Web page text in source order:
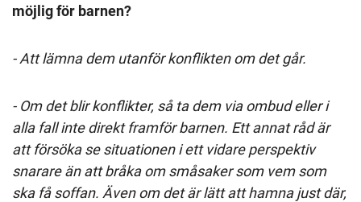
möjlig för barnen?
- Att lämna dem utanför konflikten om det går.
- Om det blir konflikter, så ta dem via ombud eller i
alla fall inte direkt framför barnen. Ett annat råd är
att försöka se situationen i ett vidare perspektiv
snarare än att bråka om småsaker som vem som
ska få soffan. Även om det är lätt att hamna just där,